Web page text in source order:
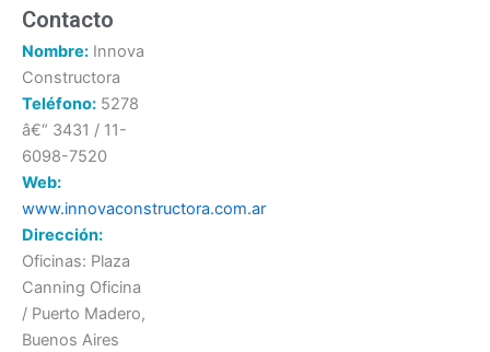
Contacto
Nombre: Innova
Constructora
Teléfono: 5278
â€“ 3431 / 11-
6098-7520
Web:
www.innovaconstructora.com.ar
Dirección:
Oficinas: Plaza
Canning Oficina
/ Puerto Madero,
Buenos Aires